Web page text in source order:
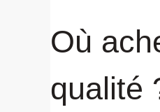
Où
qualité